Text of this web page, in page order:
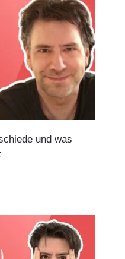
und was